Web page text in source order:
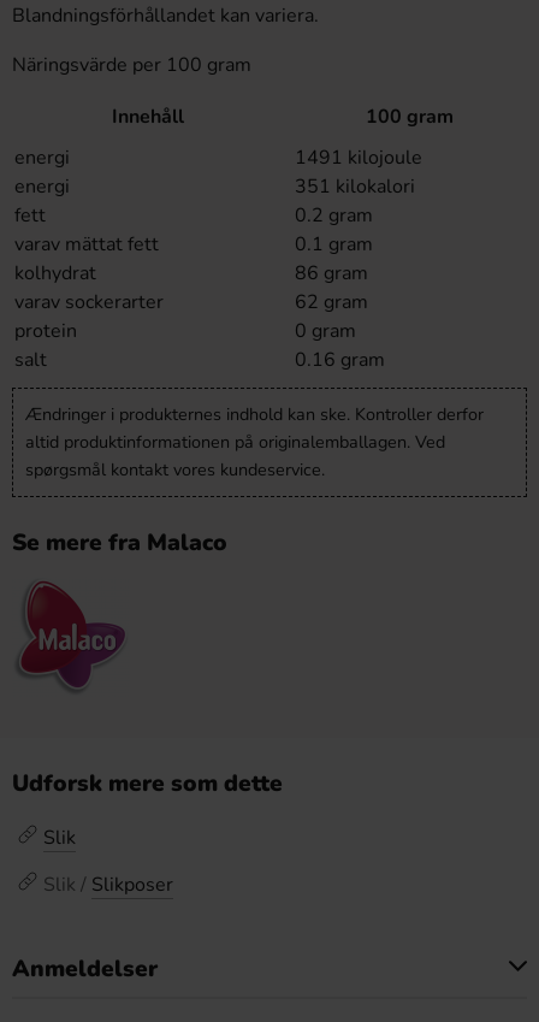
Blandningsförhållandet kan variera.
Näringsvärde per 100 gram
Innehåll
100 gram
energi
1491 kilojoule
energi
351 kilokalori
fett
0.2 gram
varav mättat fett
0.1 gram
kolhydrat
86 gram
varav sockerarter
62 gram
protein
0 gram
salt
0.16 gram
Ændringer i produkternes indhold kan ske. Kontroller derfor
altid produktinformationen på originalemballagen. Ved
spørgsmål kontakt vores kundeservice.
Se mere fra Malaco
Udforsk mere som dette
Slik
Slik / Slikposer
Anmeldelser